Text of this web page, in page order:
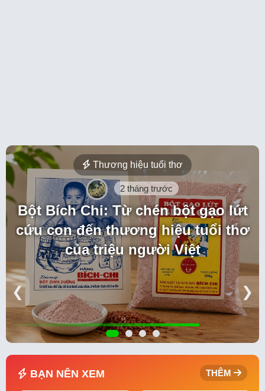
Thương hiệu tuổi thơ
2 tháng trước
Bột Bích Chi: Từ chén bột gạo lứt
cứu con đến thương hiệu tuổi thơ
của triệu người Việt
❮ ❯
BẠN NÊN XEM THÊM